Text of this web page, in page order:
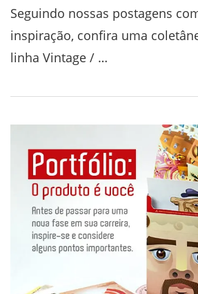
Seguindo nossas postagens
inspiração, confira uma
linha Vintage / …